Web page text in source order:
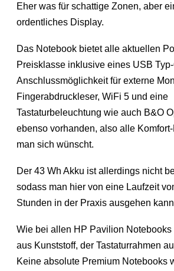
Eher was für schattige Zonen, aber
ordentliches Display.
Das Notebook bietet alle aktuellen
Preisklasse inklusive eines USB
Anschlussmöglichkeit für externe
Fingerabdruckleser, WiFi 5 und eine
Tastaturbeleuchtung wie auch B&O
ebenso vorhanden, also alle
man sich wünscht.
Der 43 Wh Akku ist allerdings nicht
sodass man hier von eine Laufzeit
Stunden in der Praxis ausgehen
Wie bei allen HP Pavilion Notebooks
aus Kunststoff, der Tastaturrahmen
Keine absolute Premium Notebooks